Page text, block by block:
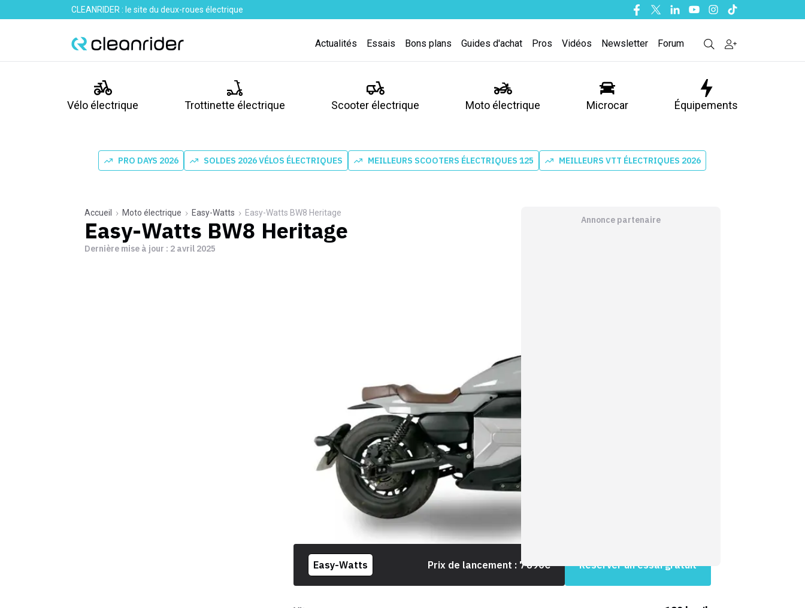
CLEANRIDER : le site du deux-roues électrique Facebook
TwitterLinkedinYoutubeInstagram
Tiktok
Actualités Essais Bons plans Guides d'achat Pros Vidéos Newsletter Forum
Vélo électrique Trottinette électrique Scooter électrique Moto électrique Microcar Équipements
PRO DAYS 2026 SOLDES 2026 VÉLOS ÉLECTRIQUES MEILLEURS SCOOTERS ÉLECTRIQUES 125 MEILLEURS VTT ÉLECTRIQUES 2026
Accueil Moto électrique Easy-Watts Easy-Watts BW8 Heritage
Easy-Watts BW8 Heritage
Dernière mise à jour : 2 avril 2025
Easy-Watts Prix de lancement : 7 890€ Réserver un essai gratuit
Annonce partenaire